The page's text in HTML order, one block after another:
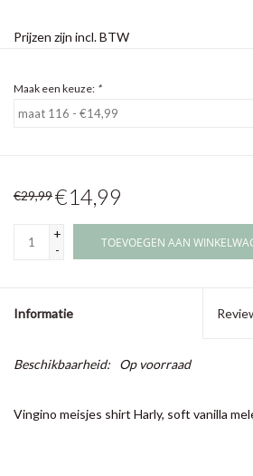
Prijzen zijn incl. BTW
Maak een keuze: *
€29,99€14,99
+
-
TOEVOEGEN AAN
Informatie
Beschikbaarheid: Op voorraad
Vingino meisjes shirt Harly, soft vanilla